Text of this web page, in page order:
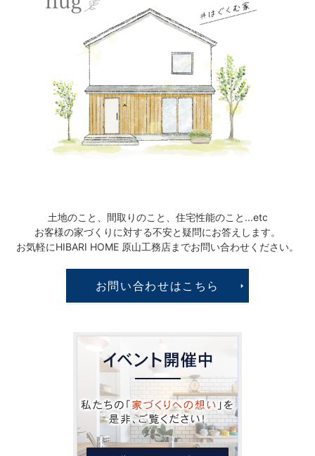
土地のこと、間取りのこと、 住宅性能のこと...etc
お客様の家づくりに対する不安と疑問にお答えします。
お気軽にHIBARI HOME 原山工務店までお問い合わせください。
お問い合わせはこちら